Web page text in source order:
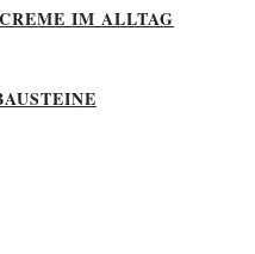
IM ALLTAG